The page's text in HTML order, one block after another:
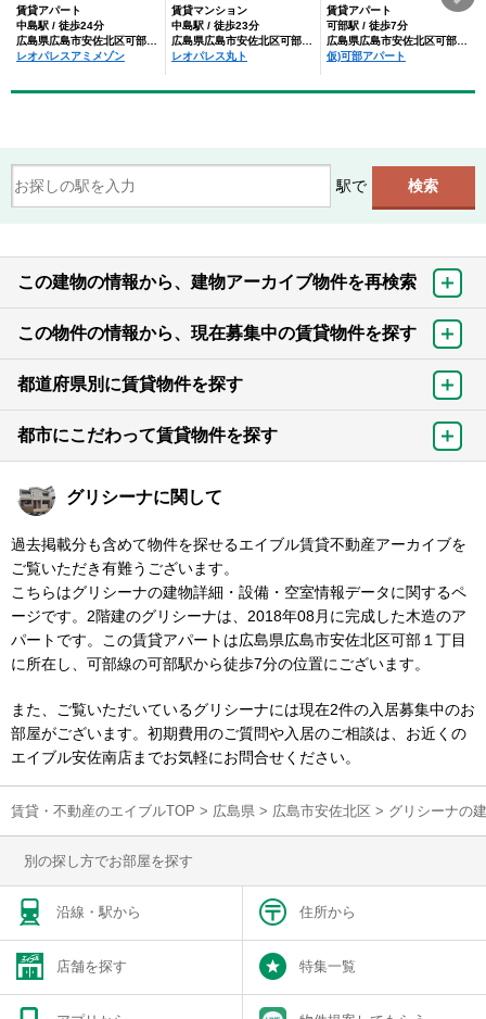
賃貸アパート
中島駅 / 徒歩24分
レオパレスアミメゾン
賃貸マンション
中島駅 / 徒歩23分
レオパレス丸ト
賃貸アパート
可部駅 / 徒歩7分
仮)可部アパート
駅で
この建物の情報から、建物アーカイブ物件を再検索
この物件の情報から、現在募集中の賃貸物件を探す
都道府県別に賃貸物件を探す
都市にこだわって賃貸物件を探す
グリシーナに関して
過去掲載分も含めて物件を探せるエイブル賃貸不動産アーカイブを
ご覧いただき有難うございます。
こちらはグリシーナの建物詳細・設備・空室情報データに関するペ
ージです。2階建のグリシーナは、2018年08月に完成した木造のア
パートです。この賃貸アパートは広島県広島市安佐北区可部１丁目
に所在し、可部線の可部駅から徒歩7分の位置にございます。
また、ご覧いただいているグリシーナには現在2件の入居募集中のお
部屋がございます。初期費用のご質問や入居のご相談は、お近くの
エイブル安佐南店までお気軽にお問合せください。
賃貸・不動産のエイブルTOP > 広島県 > 広島市安佐北区 > グリシーナの
別の探し方でお部屋を探す
沿線・駅から 住所から
店舗を探す 特集一覧